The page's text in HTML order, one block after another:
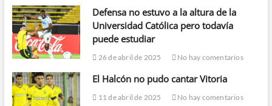
Defensa no estuvo a la altura de la
Universidad Católica pero todavía
puede estudiar
26 de abril de 2025 No hay comentarios
El Halcón no pudo cantar Vitoria
11 de abril de 2025 No hay comentarios